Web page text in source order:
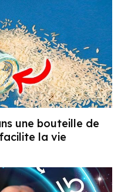
une bouteille de
la vie